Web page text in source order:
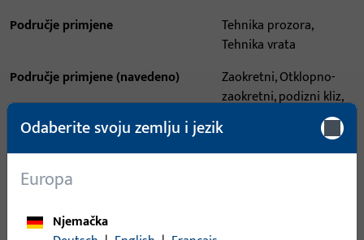
Područje primjene
Tehnika prozora,
Tehnika vrata
Područje primjene (navedeno)
Zaokretni, Otklopno-
zaokretni, podizni kliz,
Otklop prije zaokreta,
Paralelno-klizni,
paralelno pomicanje i
Odaberite svoju zemlju i jezik
Europa
Njemačka